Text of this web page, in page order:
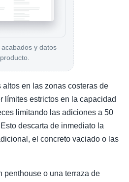
y datos
altos en las zonas costeras de
límites estrictos en la capacidad
limitando las adiciones a 50
descarta de inmediato la
el concreto vaciado o las
penthouse o una terraza de